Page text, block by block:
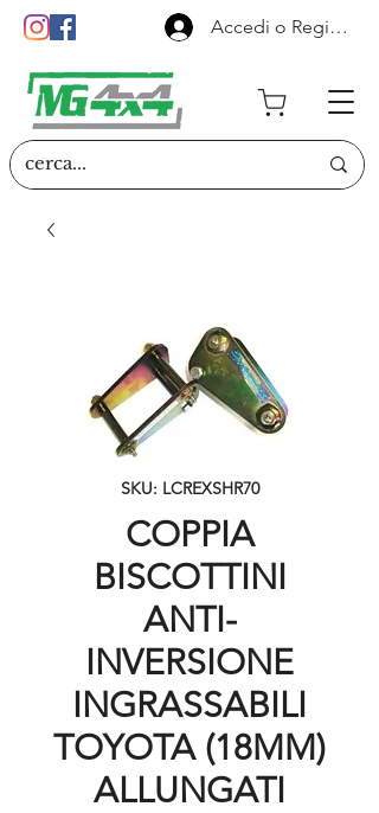
Accedi o Registrati
SKU: LCREXSHR70
COPPIA
BISCOTTINI
ANTI-
INVERSIONE
INGRASSABILI
TOYOTA (18MM)
ALLUNGATI